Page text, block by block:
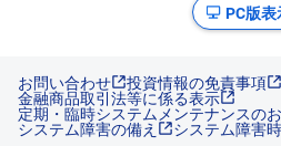
PC版表
お問い合わせ 投資情報の免責事項
金融商品取引法等に係る表示
定期・臨時システムメンテナンスの
システム障害の備え システム障害